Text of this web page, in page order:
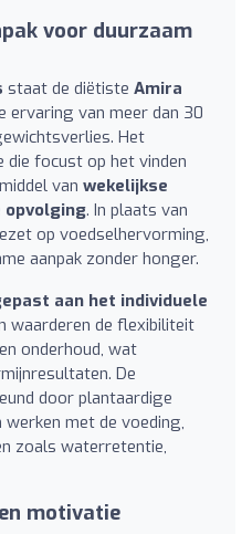
voor duurzaam
staat de diëtiste Amira
ervaring van meer dan 30
Het
die focust op het vinden
van wekelijkse
. In plaats van
op voedselhervorming,
aanpak zonder honger.
aan het individuele
waarderen de flexibiliteit
onderhoud, wat
De
door plantaardige
met de voeding,
zoals waterretentie,
motivatie